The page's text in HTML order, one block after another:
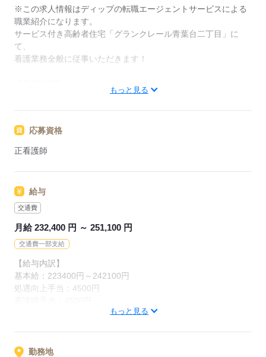
介。
履歴書作成のアドバイスや面接日の調整だけでなく、
お給料、お休み、入職時期の交渉もサポートします。
【もちろん無料】
※この求人情報はディップの転職エージェントサービスによる
職業紹介になります。
サービス付き高齢者住宅「グランクレール青葉台二丁目」に
て、
看護業務全般に従事いただきます！
・バイタルチェック、健康管理
・服薬や診察の補助
・レクリエーションや季節行事の準備・実行 など
住宅戸数：計114戸
護フロア全34戸
東急不動産ホールディングスのグループ会社が運営しており、
東急グループの共済組合や東急ハーヴェストクラブ（リゾート
施設）の宿泊優待など福利厚生も充実しています！
もっと見る
応募資格
正看護師
給与
交通費
月給 232,400 円 ～ 251,100 円
交通費一部支給
【給与内訳】
基本給：223400円～242100円
処遇向上手当：4500円
※月給には上記手当を一律含みます
もっと見る
勤務地